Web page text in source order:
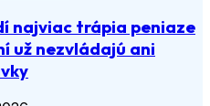
najviac trápia peniaze
už nezvládajú ani